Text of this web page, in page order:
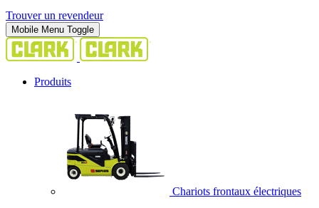
Trouver un revendeur
Mobile Menu Toggle
Produits
Chariots frontaux électriques